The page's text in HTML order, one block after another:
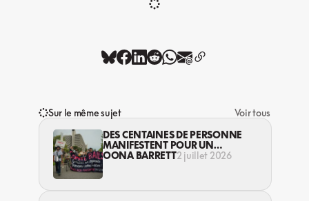
Sur le même sujet
Voir tous
DES CENTAINES DE PERSONNE
MANIFESTENT POUR UN
MEILLEUR DROIT AU LOGEMENT
OONA BARRETT2 juillet 2026